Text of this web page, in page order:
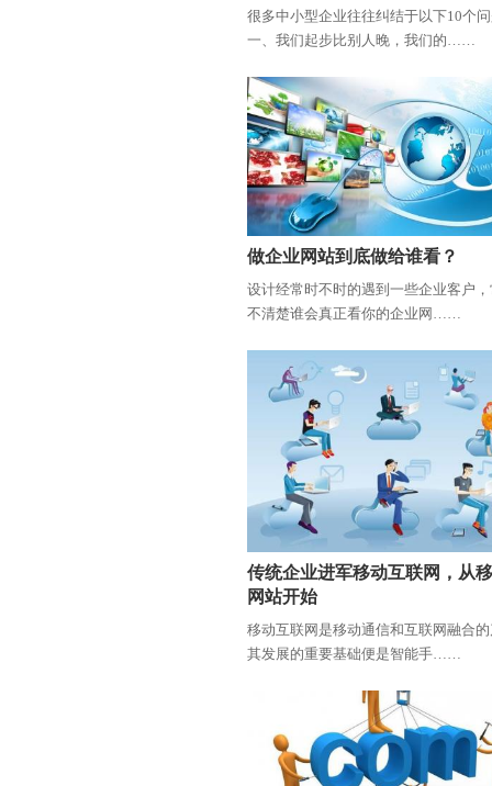
很多中小型企业往往纠结于以下10个
一、我们起步比别人晚，我们的……
做企业网站到底做给谁看？
设计经常时不时的遇到一些企业客户
不清楚谁会真正看你的企业网……
传统企业进军移动互联网，从
网站开始
移动互联网是移动通信和互联网融合
其发展的重要基础便是智能手……